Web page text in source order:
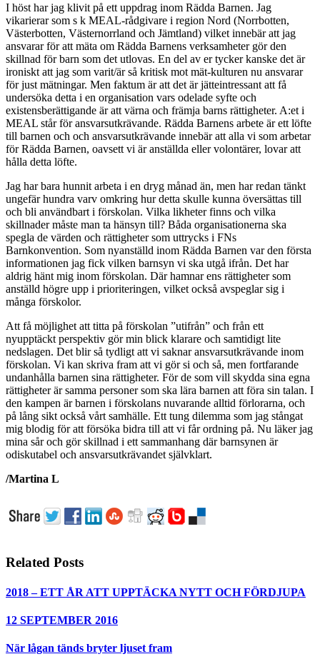
I höst har jag klivit på ett uppdrag inom Rädda Barnen. Jag
vikarierar som s k MEAL-rådgivare i region Nord (Norrbotten,
Västerbotten, Västernorrland och Jämtland) vilket innebär att jag
ansvarar för att mäta om Rädda Barnens verksamheter gör den
skillnad för barn som det utlovas. En del av er tycker kanske det är
ironiskt att jag som varit/är så kritisk mot mät-kulturen nu ansvarar
för just mätningar. Men faktum är att det är jätteintressant att få
undersöka detta i en organisation vars odelade syfte och
existensberättigande är att värna och främja barns rättigheter. A:et i
MEAL står för ansvarsutkrävande. Rädda Barnens arbete är ett löfte
till barnen och och ansvarsutkrävande innebär att alla vi som arbetar
för Rädda Barnen, oavsett vi är anställda eller volontärer, lovar att
hålla detta löfte.
Jag har bara hunnit arbeta i en dryg månad än, men har redan tänkt
ungefär hundra varv omkring hur detta skulle kunna översättas till
och bli användbart i förskolan. Vilka likheter finns och vilka
skillnader måste man ta hänsyn till? Båda organisationerna ska
spegla de värden och rättigheter som uttrycks i FNs
Barnkonvention. Som nyanställd inom Rädda Barnen var den första
informationen jag fick vilken barnsyn vi ska utgå ifrån. Det har
aldrig hänt mig inom förskolan. Där hamnar ens rättigheter som
anställd högre upp i prioriteringen, vilket också avspeglar sig i
många förskolor.
Att få möjlighet att titta på förskolan ”utifrån” och från ett
nyupptäckt perspektiv gör min blick klarare och samtidigt lite
nedslagen. Det blir så tydligt att vi saknar ansvarsutkrävande inom
förskolan. Vi kan skriva fram att vi gör si och så, men fortfarande
undanhålla barnen sina rättigheter. För de som vill skydda sina egna
rättigheter är samma personer som ska lära barnen att föra sin talan. I
den kampen är barnen i förskolans nuvarande alltid förlorarna, och
på lång sikt också vårt samhälle. Ett tung dilemma som jag stångat
mig blodig för att försöka bidra till att vi får ordning på. Nu läker jag
mina sår och gör skillnad i ett sammanhang där barnsynen är
odiskutabel och ansvarsutkrävandet självklart.
/Martina L
Related Posts
2018 – ETT ÅR ATT UPPTÄCKA NYTT OCH FÖRDJUPA
12 SEPTEMBER 2016
När lågan tänds bryter ljuset fram